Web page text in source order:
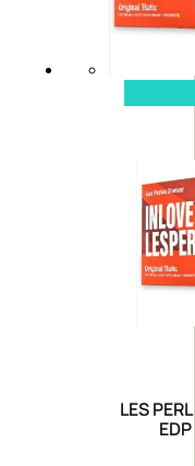
LES